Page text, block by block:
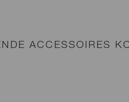
ACCESSOIRES